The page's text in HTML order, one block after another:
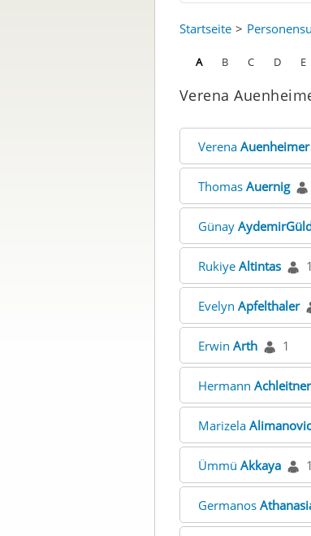
Startseite
A B C D E
Verena
Verena Auenheimer
Thomas Auernig
Günay
Rukiye Altintas 1
Evelyn Apfelthaler
Erwin Arth 1
Hermann Achleitner
Marizela Alimanovic
Ümmü Akkaya 1
Germanos